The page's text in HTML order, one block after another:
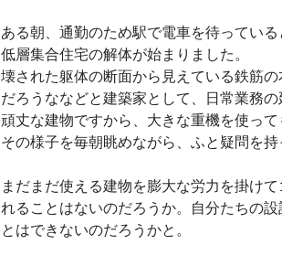
ある朝、通勤のため駅で電車を待ってい
低層集合住宅の解体が始まりました。
壊された躯体の断面から見えている鉄筋
だろうななどと建築家として、日常業務
頑丈な建物ですから、大きな重機を使っ
その様子を毎朝眺めながら、ふと疑問を持
まだまだ使える建物を膨大な労力を掛け
れることはないのだろうか。自分たちの
とはできないのだろうかと。